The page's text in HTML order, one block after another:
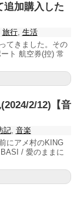
追加購入した
旅行, 生活
てきました。その
ト 航空券(控) 常
2/12)【音
記, 音楽
にアメ村のKING
/ 愛のままに